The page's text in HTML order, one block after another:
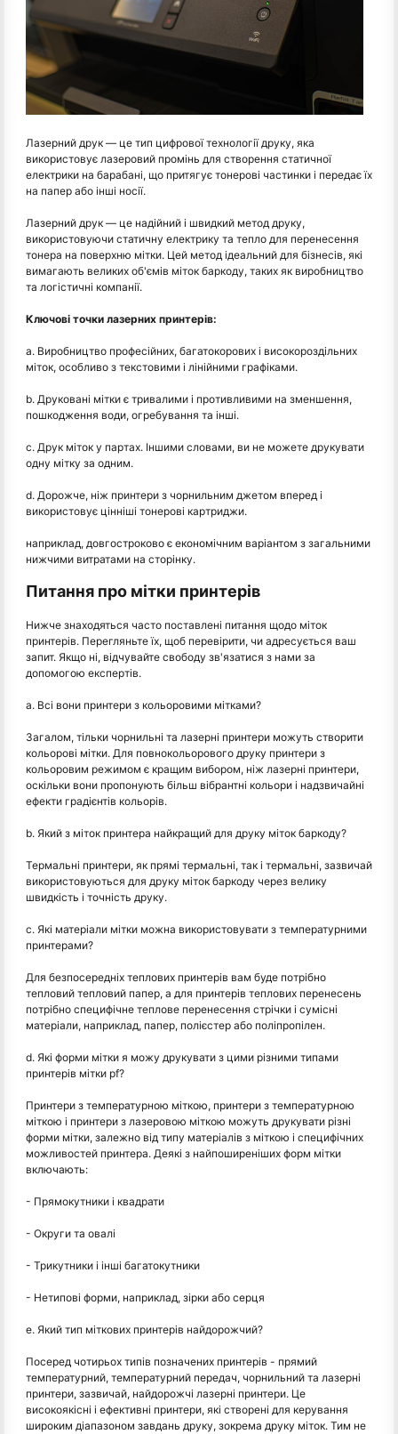
Лазерний друк — це тип цифрової технології друку, яка
використовує лазеровий промінь для створення статичної
електрики на барабані, що притягує тонерові частинки і передає їх
на папер або інші носії.
Лазерний друк — це надійний і швидкий метод друку,
використовуючи статичну електрику та тепло для перенесення
тонера на поверхню мітки. Цей метод ідеальний для бізнесів, які
вимагають великих об'ємів міток баркоду, таких як виробництво
та логістичні компанії.
Ключові точки лазерних принтерів:
a. Виробництво професійних, багатокорових і високороздільних
міток, особливо з текстовими і лінійними графіками.
b. Друковані мітки є тривалими і противливими на зменшення,
пошкодження води, огребування та інші.
c. Друк міток у партах. Іншими словами, ви не можете друкувати
одну мітку за одним.
d. Дорожче, ніж принтери з чорнильним джетом вперед і
використовує цінніші тонерові картриджи.
наприклад, довгостроково є економічним варіантом з загальними
нижчими витратами на сторінку.
Питання про мітки принтерів
Нижче знаходяться часто поставлені питання щодо міток
принтерів. Перегляньте їх, щоб перевірити, чи адресується ваш
запит. Якщо ні, відчувайте свободу зв'язатися з нами за
допомогою експертів.
a. Всі вони принтери з кольоровими мітками?
Загалом, тільки чорнильні та лазерні принтери можуть створити
кольорові мітки. Для повнокольорового друку принтери з
кольоровим режимом є кращим вибором, ніж лазерні принтери,
оскільки вони пропонують більш вібрантні кольори і надзвичайні
ефекти градієнтів кольорів.
b. Який з міток принтера найкращий для друку міток баркоду?
Термальні принтери, як прямі термальні, так і термальні, зазвичай
використовуються для друку міток баркоду через велику
швидкість і точність друку.
c. Які матеріали мітки можна використовувати з температурними
принтерами?
Для безпосередніх теплових принтерів вам буде потрібно
тепловий тепловий папер, а для принтерів теплових перенесень
потрібно специфічне теплове перенесення стрічки і сумісні
матеріали, наприклад, папер, полієстер або поліпропілен.
d. Які форми мітки я можу друкувати з цими різними типами
принтерів мітки pf?
Принтери з температурною міткою, принтери з температурною
міткою і принтери з лазеровою міткою можуть друкувати різні
форми мітки, залежно від типу матеріалів з міткою і специфічних
можливостей принтера. Деякі з найпоширеніших форм мітки
включають:
- Прямокутники і квадрати
- Округи та овалі
- Трикутники і інші багатокутники
- Нетипові форми, наприклад, зірки або серця
e. Який тип міткових принтерів найдорожчий?
Посеред чотирьох типів позначених принтерів - прямий
температурний, температурний передач, чорнильний та лазерні
принтери, зазвичай, найдорожчі лазерні принтери. Це
високоякісні і ефективні принтери, які створені для керування
широким діапазоном завдань друку, зокрема друку міток. Тим не